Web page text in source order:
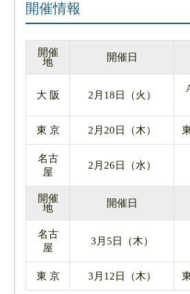
開催情報
開催
地
開催日
大 阪 2月18日（火）
東 京 2月20日（木）
名古
屋
2月26日（水）
開催
地
開催日
名古
屋
3月5日（木）
東 京 3月12日（木）